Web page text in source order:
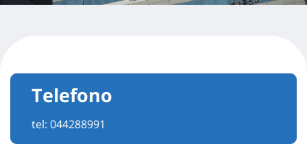
Telefono
tel: 044288991